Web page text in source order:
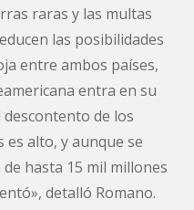
raras y las multas
las posibilidades
entre ambos países,
entra en su
de los
alto, y aunque se
hasta 15 mil millones
detalló Romano.